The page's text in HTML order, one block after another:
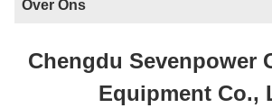
Over Ons
Chengdu Sevenpower
Equipment Co.,